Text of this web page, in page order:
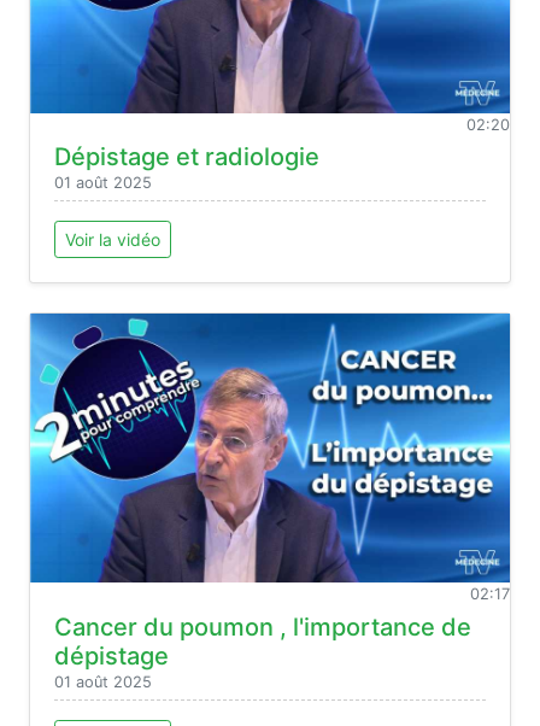
02:20
Dépistage et radiologie
01 août 2025
Voir la vidéo
02:17
Cancer du poumon , l'importance de
dépistage
01 août 2025